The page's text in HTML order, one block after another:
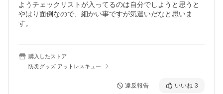
ようチェックリストが入ってるのは自分でしようと思うと
やはり面倒なので、細かい事ですが気遣いだなと思いま
す。
購入したストア
防災グッズ アットレスキュー
違反報告 いいね 3